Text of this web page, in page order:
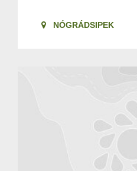
NÓGRÁDSIPEK